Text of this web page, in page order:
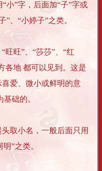
小”字，后面加“子”字或
”、“小婷子”之类。
旺旺”、“莎莎”、“红
各地 都可以见到。这是
爱、微小或鲜明的意
础的。
取小名，一般后面只用
”之类。